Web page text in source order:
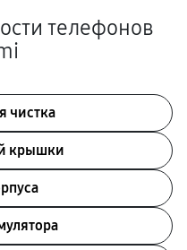
телефонов
чистка
крышки